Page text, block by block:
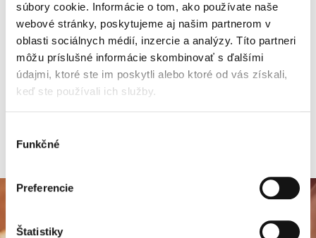
súbory cookie. Informácie o tom, ako používate naše
webové stránky, poskytujeme aj našim partnerom v
oblasti sociálnych médií, inzercie a analýzy. Títo partneri
môžu príslušné informácie skombinovať s ďalšími
údajmi, ktoré ste im poskytli alebo ktoré od vás získali,
keď ste používali ich služby.
súhlasu
Funkčné
Preferencie
Štatistiky
RELAX YOUR BODY AND
MIND
Choose from our range of massages and treatments